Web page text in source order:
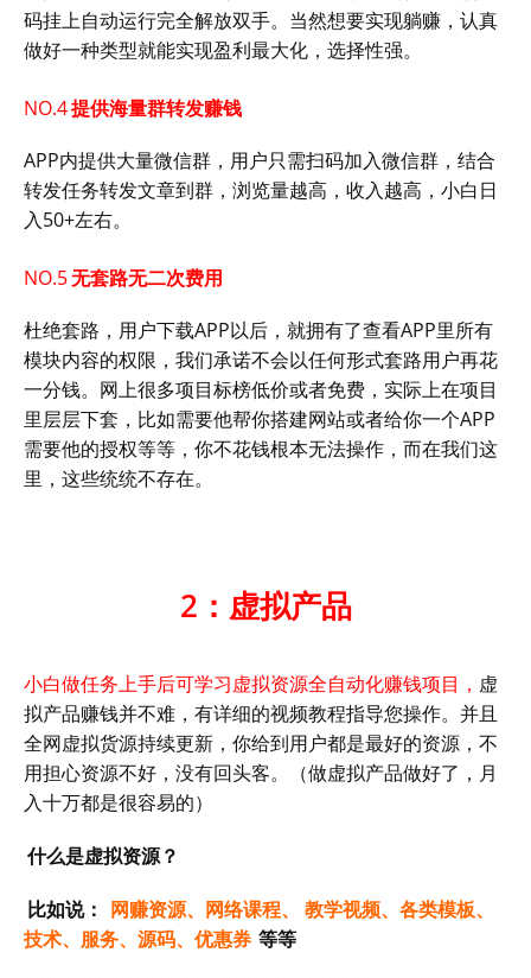
码挂上自动运行完全解放双手。当然想要实现躺赚，认真
做好一种类型就能实现盈利最大化，选择性强。
NO.4提供海量群转发赚钱
APP内提供大量微信群，用户只需扫码加入微信群，结合
转发任务转发文章到群，浏览量越高，收入越高，小白日
入50+左右。
NO.5无套路无二次费用
杜绝套路，用户下载APP以后，就拥有了查看APP里所有
模块内容的权限，我们承诺不会以任何形式套路用户再花
一分钱。网上很多项目标榜低价或者免费，实际上在项目
里层层下套，比如需要他帮你搭建网站或者给你一个APP
需要他的授权等等，你不花钱根本无法操作，而在我们这
里，这些统统不存在。
2：虚拟产品
小白做任务上手后可学习虚拟资源全自动化赚钱项目， 虚
拟产品赚钱并不难，有详细的视频教程指导您操作。并且
全网虚拟货源持续更新，你给到用户都是最好的资源，不
用担心资源不好，没有回头客。（做虚拟产品做好了，月
入十万都是很容易的）
什么是虚拟资源？
比如说： 网赚资源、网络课程、 教学视频、各类模板、
技术、服务、源码、优惠券 等等